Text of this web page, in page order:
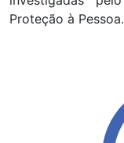
Proteção à Pessoa.